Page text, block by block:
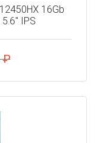
16Gb
IPS
₽